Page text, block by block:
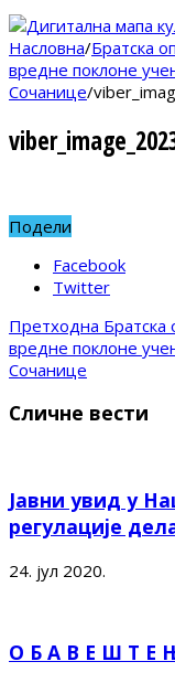
Насловна/Братска
вредне поклоне
Сочанице/
Подели
Facebook
Twitter
Претходна
вредне поклоне
Сочанице
Сличне вести
Јавни увид у
регулације
24. јул 2020.
О Б А В Е Ш Т Е